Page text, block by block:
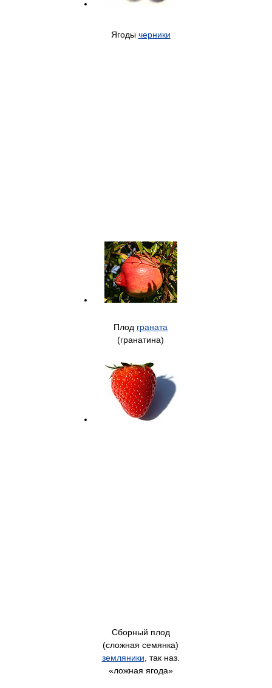
Ягоды черники
Плод граната
(гранатина)
Сборный плод
(сложная семянка)
земляники , так наз.
«ложная ягода»